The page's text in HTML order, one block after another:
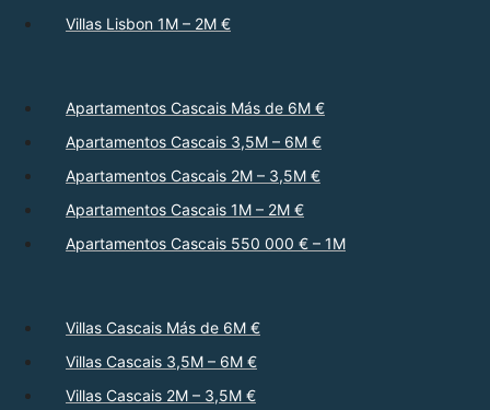
Villas Lisbon 1M – 2M €
Apartamentos Cascais Más de 6M €
Apartamentos Cascais 3,5M – 6M €
Apartamentos Cascais 2M – 3,5M €
Apartamentos Cascais 1M – 2M €
Apartamentos Cascais 550 000 € – 1M
Villas Cascais Más de 6M €
Villas Cascais 3,5M – 6M €
Villas Cascais 2M – 3,5M €